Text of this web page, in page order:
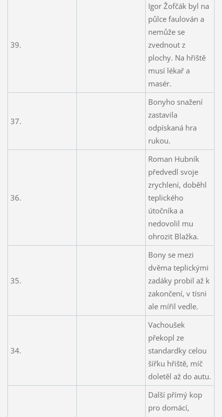
39.
Igor Žofčák byl na
půlce faulován a
nemůže se
zvednout z
plochy. Na hřiště
musí lékař a
masér.
37.
Bonyho snažení
zastavila
odpískaná hra
rukou.
36.
Roman Hubník
předvedl svoje
zrychlení, doběhl
teplického
útočníka a
nedovolil mu
ohrozit Blažka.
35.
Bony se mezi
dvěma teplickými
zadáky probil až k
zakončení, v tísni
ale mířil vedle.
34.
Vachoušek
překopl ze
standardky celou
šířku hřiště, míč
doletěl až do autu.
Další přímý kop
pro domácí,